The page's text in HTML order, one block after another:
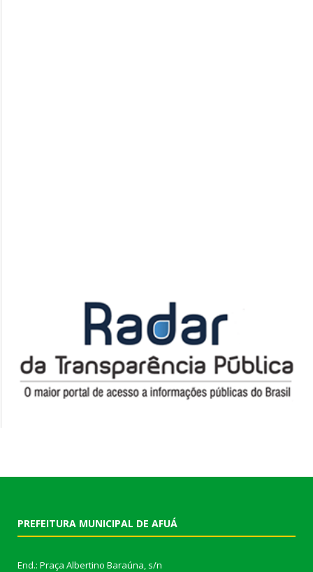
PREFEITURA MUNICIPAL DE AFUÁ
End.: Praça Albertino Baraúna, s/n